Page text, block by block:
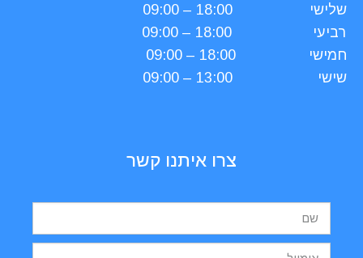
צרו איתנו קשר
שלישי
18:00 – 09:00
רביעי
18:00 – 09:00
חמישי
18:00 – 09:00
שישי
13:00 – 09:00